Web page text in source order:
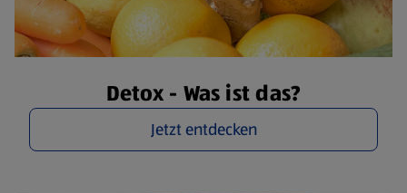
Detox - Was ist das?
Jetzt entdecken